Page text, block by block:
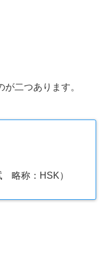
二つあります。
略称：HSK）